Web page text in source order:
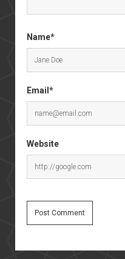
Name*
Email*
Website